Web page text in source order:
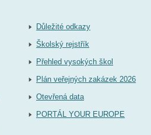
Důležité odkazy
Školský rejstřík
Přehled vysokých škol
Plán veřejných zakázek 2026
Otevřená data
PORTÁL YOUR EUROPE